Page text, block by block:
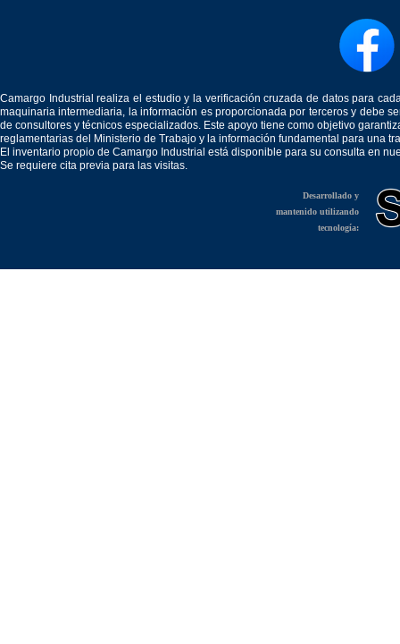
Camargo Industrial realiza el estudio y la verificación cruzada de datos para
maquinaria intermediaria, la información es proporcionada por terceros y debe
de consultores y técnicos especializados. Este apoyo tiene como objetivo
reglamentarias del Ministerio de Trabajo y la información fundamental para una
El inventario propio de Camargo Industrial está disponible para su consulta en
Se requiere cita previa para las visitas.
Desarrollado y
mantenido utilizando
tecnología: